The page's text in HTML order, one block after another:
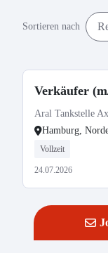
Sortieren nach
Verkäufer
Aral Tankstelle
Hamburg,
Vollzeit
24.07.2026